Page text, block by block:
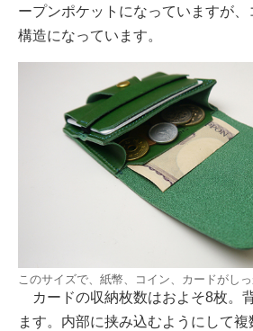
ープンポケットになっていますが
構造になっています。
このサイズで、紙幣、コイン、カードがし
カードの収納枚数はおよそ8枚。
ます。内部に挟み込むようにして